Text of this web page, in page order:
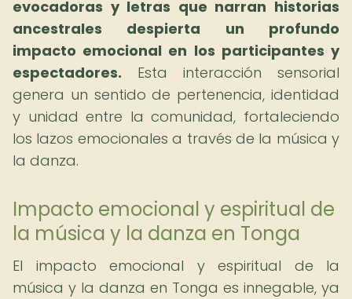
evocadoras y letras que narran historias
ancestrales despierta un profundo
impacto emocional en los participantes y
espectadores. Esta interacción sensorial
genera un sentido de pertenencia, identidad
y unidad entre la comunidad, fortaleciendo
los lazos emocionales a través de la música y
la danza.
Impacto emocional y espiritual de
la música y la danza en Tonga
El impacto emocional y espiritual de la
música y la danza en Tonga es innegable, ya